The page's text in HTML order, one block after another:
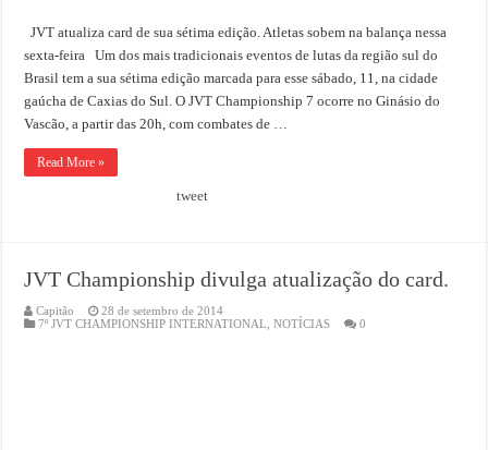
JVT atualiza card de sua sétima edição. Atletas sobem na balança nessa
sexta-feira Um dos mais tradicionais eventos de lutas da região sul do
Brasil tem a sua sétima edição marcada para esse sábado, 11, na cidade
gaúcha de Caxias do Sul. O JVT Championship 7 ocorre no Ginásio do
Vascão, a partir das 20h, com combates de …
Read More »
tweet
JVT Championship divulga atualização do card.
Capitão
28 de setembro de 2014
7º JVT CHAMPIONSHIP INTERNATIONAL ,NOTÍCIAS 0